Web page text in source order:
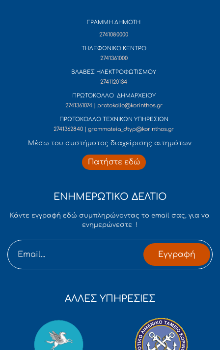
ΓΡΑΜΜΗ ΔΗΜΟΤΗ
2741080000
ΤΗΛΕΦΩΝΙΚΟ ΚΕΝΤΡΟ
2741361000
ΒΛΑΒΕΣ ΗΛΕΚΤΡΟΦΩΤΙΣΜΟΥ
2741120134
ΠΡΩΤΟΚΟΛΛΟ ΔΗΜΑΡΧΕΙΟΥ
2741361074 | protokollo@korinthos.gr
ΠΡΩΤΟΚΟΛΛΟ ΤΕΧΝΙΚΩΝ ΥΠΗΡΕΣΙΩΝ
2741362840 | grammateia_dtyp@korinthos.gr
Mέσω του συστήματος διαχείρισης αιτημάτων
Πατήστε εδώ
ΕΝΗΜΕΡΩΤΙΚΟ ΔΕΛΤΙΟ
Κάντε εγγραφή εδώ συμπληρώνοντας το email σας, για να
ενημερώνεστε !
Εγγραφή
ΑΛΛΕΣ ΥΠΗΡΕΣΙΕΣ